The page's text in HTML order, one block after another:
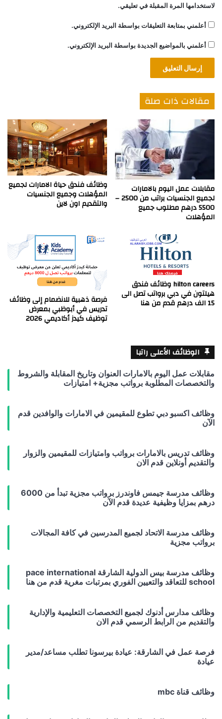
لاستخدامها المرة المقبلة في تعليقي.
أعلمني بمتابعة التعليقات بواسطة البريد الإلكتروني.
أعلمني بالمواضيع الجديدة بواسطة البريد الإلكتروني.
مقالات ذات صلة
مقابلات عمل اليوم بالامارات
لجميع الجنسيات براتب من 2500 –
5500 درهم مطلوب جميع
المؤهلات
وظائف فندق حياة الامارات لجميع
المؤهلات وجميع الجنسيات
والتقديم اون لاين
hilton careers وظائف فندق
هيلتون في دبي برواتب تصل الى
15 الف درهم قدم من هنا فرصة ذهبية للانضمام إلى وظائف
تدريس في أبوظبي بمعرض
توظيف كيدز أكاديمي 2026
الوظائف الأعلى راتبا
مقابلات عمل اليوم بالامارات العنوان وتاريخ المقابلة والشروط
والتخصصات المطلوبة برواتب مجزية+ امتيازات
وظائف اكسبو دبي تطوع للمقيمين في الامارات والوافدين قدم
الآن
وظائف تدريس بالامارات برواتب وامتيازات للمقيمين والزوار
والتقديم أونلاين قدم الان
وظائف مدرسة جيمس فاوندرز برواتب مجزية تبدأ من 6000
درهم بمزايا وظيفية عديدة قدم الآن
وظائف مدرسة الاتحاد لجميع المدرسين في كافة المجالات
برواتب مجزية
وظائف مدرسة بيس الدولية الشارقة pace international
school للتعاقد والتعيين الفوري بمرتبات مغرية قدم من هنا
وظائف مدارس أدنوك لجميع التخصصات التعليمية والإدارية
والتقديم من الرابط الرسمي قدم الان
فرصة عمل في الشارقة: عيادة بيرسونا تطلب مساعد/مدير
عيادة
وظائف قناة mbc